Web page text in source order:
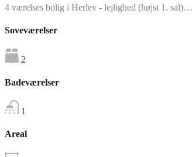
4 værelses bolig i Herlev - lejlighed (højst 1. sal)…
Soveværelser
2
Badeværelser
1
Areal